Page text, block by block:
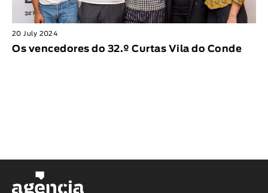
Animar
DURAÇÃO
< / >
Experimental
Documentário
20 July 2024
Os vencedores do 32.º Curtas Vila do Conde